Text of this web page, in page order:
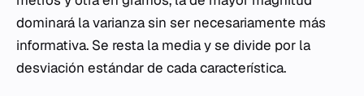
dominará la varianza sin ser necesariamente más
informativa. Se resta la media y se divide por la
desviación estándar de cada característica.